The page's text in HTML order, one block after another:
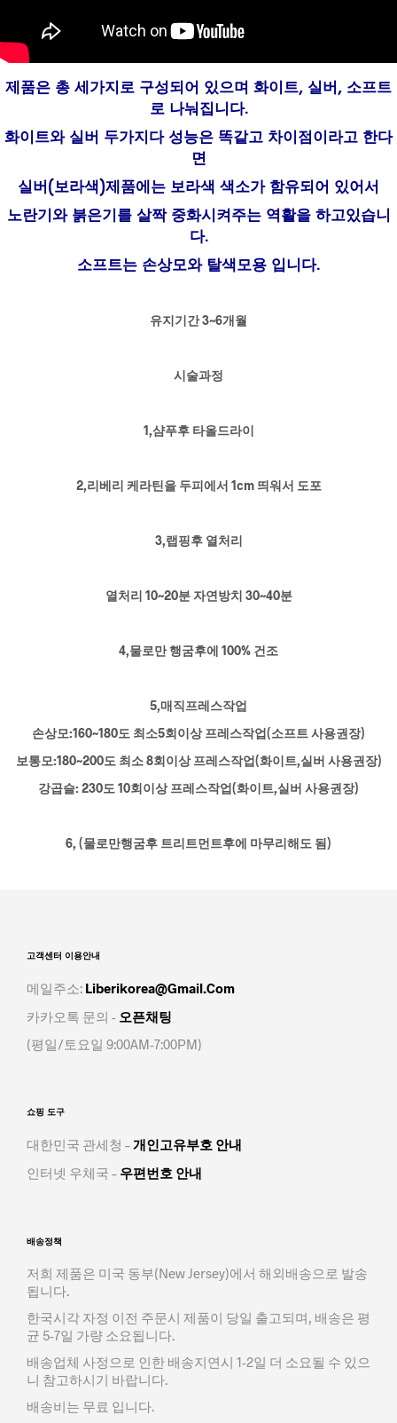
제품은 총 세가지로 구성되어 있으며 화이트, 실버, 소프트
로 나눠집니다.
화이트와 실버 두가지다 성능은 똑같고 차이점이라고 한다
면
실버(보라색)제품에는 보라색 색소가 함유되어 있어서
노란기와 붉은기를 살짝 중화시켜주는 역활을 하고있습니
다.
소프트는 손상모와 탈색모용 입니다.
유지기간 3~6개월
시술과정
1,샴푸후 타올드라이
2,리베리 케라틴을 두피에서 1cm 띄워서 도포
3,랩핑후 열처리
열처리 10~20분 자연방치 30~40분
4,물로만 행굼후에 100% 건조
5,매직프레스작업
손상모:160~180도 최소5회이상 프레스작업(소프트 사용권장)
보통모:180~200도 최소 8회이상 프레스작업(화이트,실버 사용권장)
강곱슬: 230도 10회이상 프레스작업(화이트,실버 사용권장)
6, (물로만행굼후 트리트먼트후에 마무리해도 됨)
고객센터 이용안내
메일주소: Liberikorea@gmail.com
카카오톡 문의 - 오픈채팅
(평일/토요일 9:00AM-7:00PM)
쇼핑 도구
대한민국 관세청 –개인고유부호 안내
인터넷 우체국 – 우편번호 안내
배송정책
저희 제품은 미국 동부(New Jersey)에서 해외배송으로 발송
됩니다.
한국시각 자정 이전 주문시 제품이 당일 출고되며, 배송은 평
균 5-7일 가량 소요됩니다.
배송업체 사정으로 인한 배송지연시 1-2일 더 소요될 수 있으
니 참고하시기 바랍니다.
배송비는 무료 입니다.